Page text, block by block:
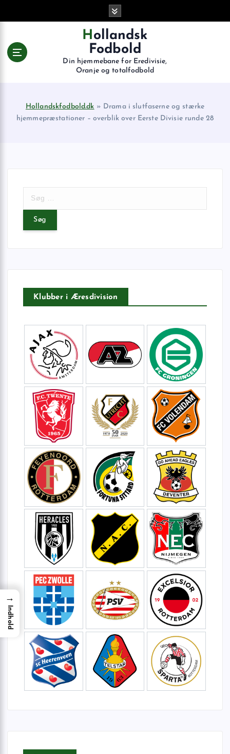
Hollandsk
Fodbold
Din hjemmebane for Eredivisie,
Oranje og totalfodbold
Hollandskfodbold.dk » Drama i slutfaserne og stærke
hjemmepræstationer – overblik over Eerste Divisie runde 28
:
Klubber i Æresdivision
→
Indhold